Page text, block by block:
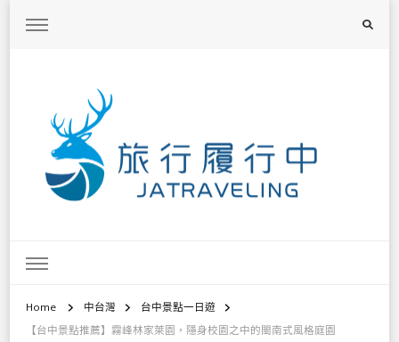
Home 中台灣
台中景點一日遊
【台中景點推薦】霧峰林家萊園，隱身校園之中的閩南式風格庭園